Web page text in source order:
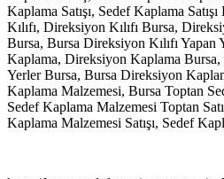
Kaplama Satışı, Sedef Kaplama
Kılıfı, Direksiyon Kılıfı Bursa,
Bursa, Bursa Direksiyon Kılıfı
Kaplama, Direksiyon Kaplama
Yerler Bursa, Bursa Direksiyon
Kaplama Malzemesi, Bursa Toptan
Sedef Kaplama Malzemesi Toptan
Kaplama Malzemesi Satışı, Sedef